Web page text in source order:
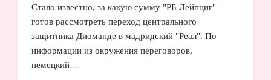
Стало известно, за какую сумму "РБ Лейпциг"
готов рассмотреть переход центрального
защитника Диоманде в мадридский "Реал". По
информации из окружения переговоров,
немецкий…